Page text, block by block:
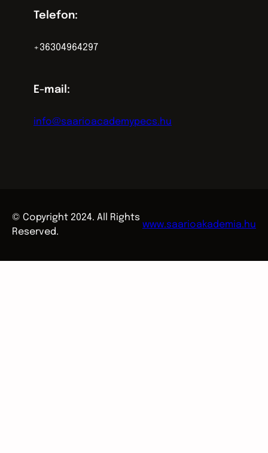
Telefon:
+36304964297
E-mail:
info@saarioacademypecs.hu
© Copyright 2024. All Rights
Reserved.
www.saarioakademia.hu